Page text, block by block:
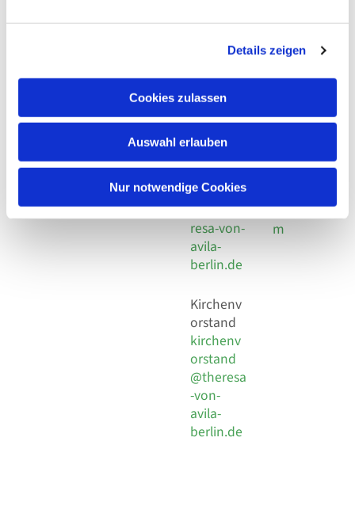
Details zeigen
Cookies zulassen
Auswahl erlauben
Nur notwendige Cookies
Adresse
Kirchengemeinde Pfarrei
Hl. Theresa von Avila Berlin
Leitender Pfarrer - Norbert
Behaimstr. 39
Kont
Telefon
+49 30
924 64 28
Fax +49
30 924 54
18
E-Mail
info@the
resa-von-
avila-
berlin.de
Kirchenv
orstand
kirchenv
orstand
@theresa
-von-
avila-
berlin.de
Links
Datensch
utz
Social
Impressu
m